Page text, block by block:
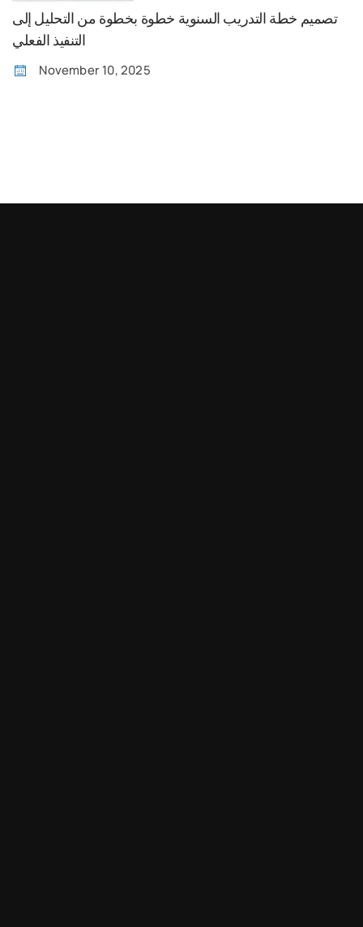
تصميم خطة التدريب السنوية خطوة بخطوة من التحليل إلى
التنفيذ الفعلي
November 10, 2025